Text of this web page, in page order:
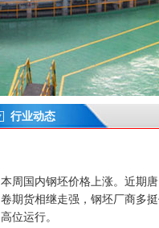
行业动态
本周国内钢坯价格上涨。近期
卷期货相继走强，钢坯厂商多
高位运行。